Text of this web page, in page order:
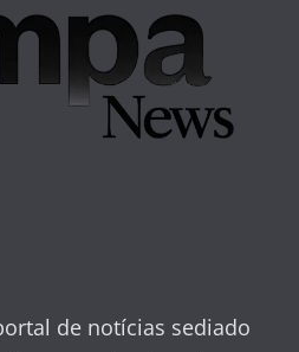
de notícias sediado